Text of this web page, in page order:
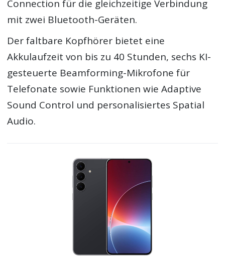
Connection für die gleichzeitige Verbindung
mit zwei Bluetooth-Geräten.
Der faltbare Kopfhörer bietet eine
Akkulaufzeit von bis zu 40 Stunden, sechs KI-
gesteuerte Beamforming-Mikrofone für
Telefonate sowie Funktionen wie Adaptive
Sound Control und personalisiertes Spatial
Audio.